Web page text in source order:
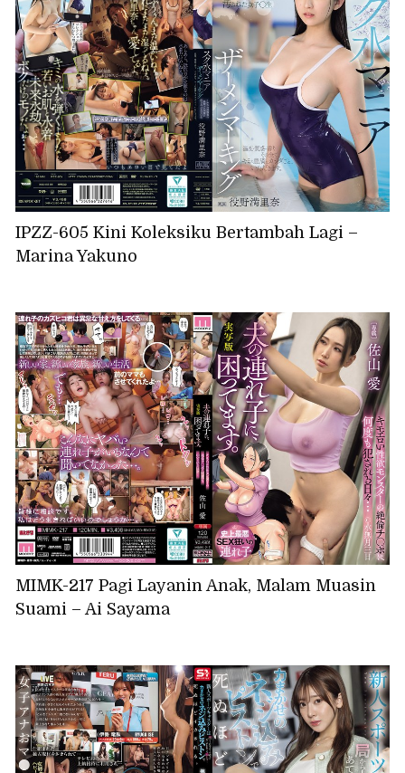
IPZZ-605 Kini Koleksiku Bertambah Lagi –
Marina Yakuno
MIMK-217 Pagi Layanin Anak, Malam Muasin
Suami – Ai Sayama